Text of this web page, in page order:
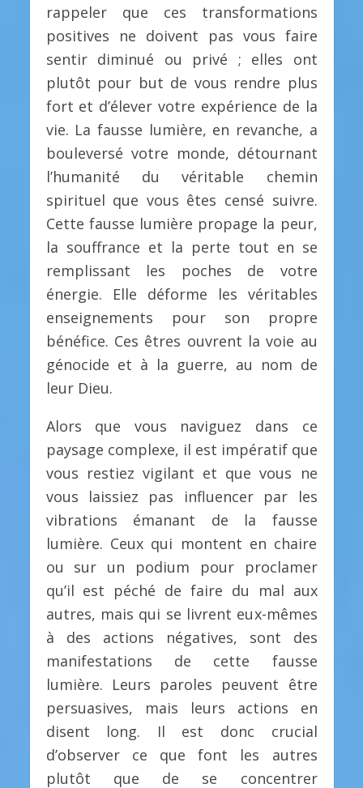
rappeler que ces transformations
positives ne doivent pas vous faire
sentir diminué ou privé ; elles ont
plutôt pour but de vous rendre plus
fort et d’élever votre expérience de la
vie. La fausse lumière, en revanche, a
bouleversé votre monde, détournant
l’humanité du véritable chemin
spirituel que vous êtes censé suivre.
Cette fausse lumière propage la peur,
la souffrance et la perte tout en se
remplissant les poches de votre
énergie. Elle déforme les véritables
enseignements pour son propre
bénéfice. Ces êtres ouvrent la voie au
génocide et à la guerre, au nom de
leur Dieu.
Alors que vous naviguez dans ce
paysage complexe, il est impératif que
vous restiez vigilant et que vous ne
vous laissiez pas influencer par les
vibrations émanant de la fausse
lumière. Ceux qui montent en chaire
ou sur un podium pour proclamer
qu’il est péché de faire du mal aux
autres, mais qui se livrent eux-mêmes
à des actions négatives, sont des
manifestations de cette fausse
lumière. Leurs paroles peuvent être
persuasives, mais leurs actions en
disent long. Il est donc crucial
d’observer ce que font les autres
plutôt que de se concentrer